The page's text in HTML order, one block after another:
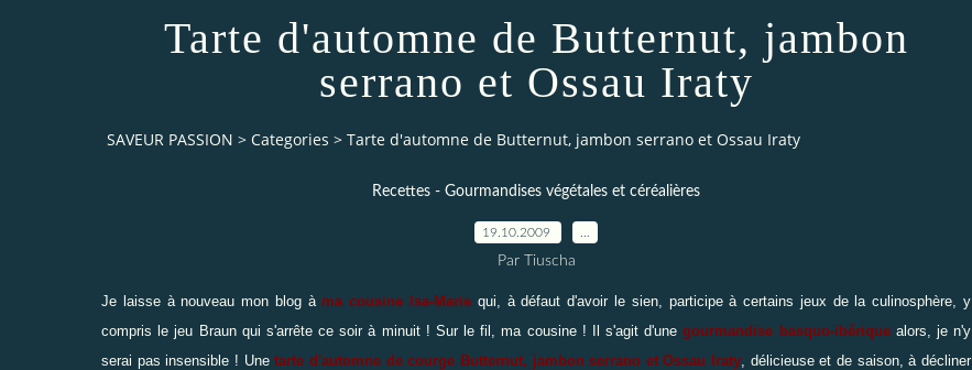
Tarte d'automne de Butternut, jambon
serrano et Ossau Iraty
SAVEUR PASSION > Categories > Tarte d'automne de Butternut, jambon serrano et Ossau Iraty
Recettes - Gourmandises végétales et céréalières
19.10.2009
Par Tiuscha
Je laisse à nouveau mon blog à ma cousine Isa-Marie qui, à défaut d'avoir le sien, participe à certains jeux de la culinosphère, y
compris le jeu Braun qui s'arrête ce soir à minuit! Sur le fil, ma cousine ! Il s'agit d'unegourmandise basquo-ibériquealors, je n'y
serai pas insensible ! Unetarte d'automne de courge Butternut, jambon serrano et Ossau Iraty , délicieuse et de saison, à décliner